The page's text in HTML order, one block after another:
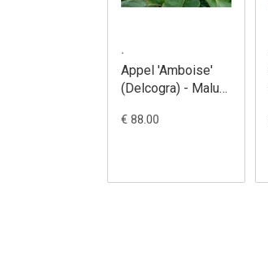
.
Appel 'Amboise'
(Delcogra) - Malus
€ 88.00